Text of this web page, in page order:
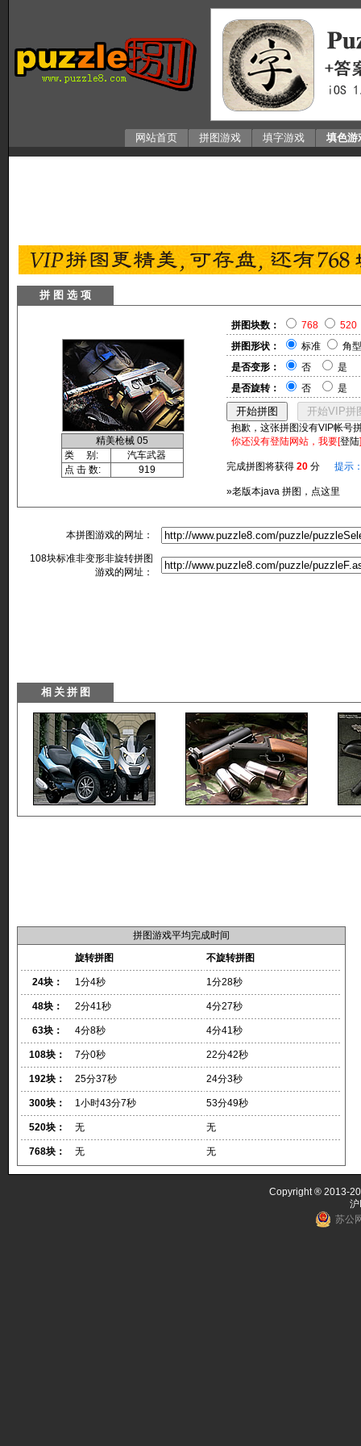
网站首页 拼图游戏 填字游戏 填色游
拼 图 选 项
精美枪械 05
类 别:
汽车武器
点 击 数:
919
拼图块数： 768
520
拼图形状：
标准
角型
是否变形：
否
是
是否旋转：
否 是
抱歉，这张拼图没有VIP帐号
你还没有登陆网站，我要[登陆
完成拼图将获得 20 分 提示
»老版本java 拼图，点这里
本拼图游戏的网址：
108块标准非变形非旋转拼图
游戏的网址：
拼图游戏平均完成时间
旋转拼图
不旋转拼图
24块： 1分4秒 1分28秒
48块： 2分41秒 4分27秒
63块： 4分8秒 4分41秒
108块： 7分0秒 22分42秒
192块： 25分37秒 24分3秒
300块： 1小时43分7秒 53分49秒
520块： 无 无
768块： 无 无
Copyright ® 2013-
苏公